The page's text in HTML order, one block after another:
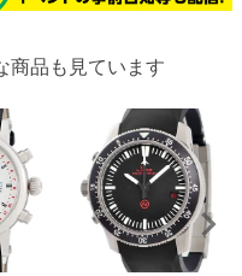
商品も見ています